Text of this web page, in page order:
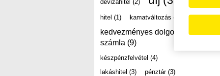
devizahitel (2)
hitel (1) kamatváltozás (2)
kedvezményes dolgozói
számla (9)
készpénzfelvétel (4)
lakáshitel (3) pénztár (3)